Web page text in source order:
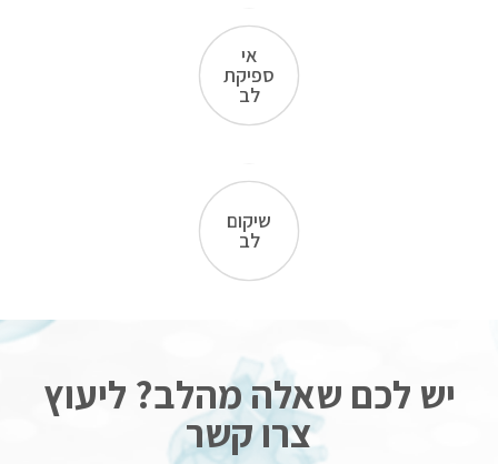
אי
ספיקת
לב
שיקום
לב
יש לכם שאלה מהלב? ליעוץ
צרו קשר